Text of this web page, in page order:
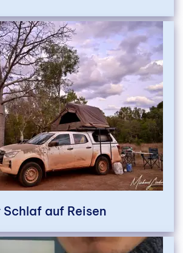
auf Reisen